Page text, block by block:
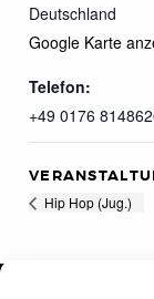
Deutschland
Google Karte
Telefon:
+49 0176
Hip Hop (Jug.)